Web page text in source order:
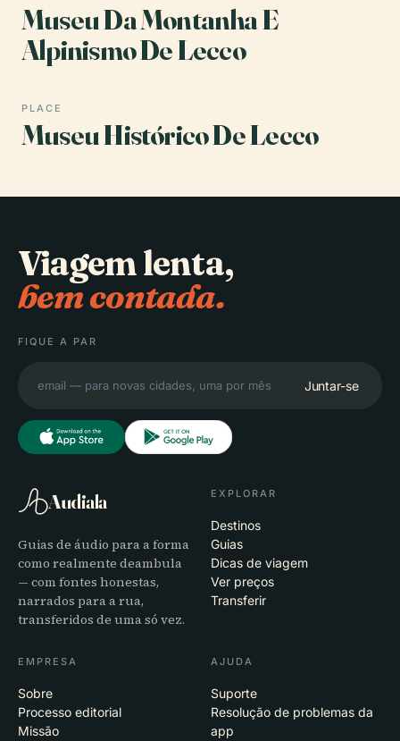
Museu Da Montanha E
Alpinismo De Lecco
PLACE
Museu Histórico De Lecco
Viagem lenta,
bem contada.
FIQUE A PAR
Juntar-se
Audiala
Guias de áudio para a forma
como realmente deambula
— com fontes honestas,
narrados para a rua,
transferidos de uma só vez.
EXPLORAR
Destinos
Guias
Dicas de viagem
Ver preços
Transferir
EMPRESA
Sobre
Processo editorial
Missão
AJUDA
Suporte
Resolução de problemas da
app